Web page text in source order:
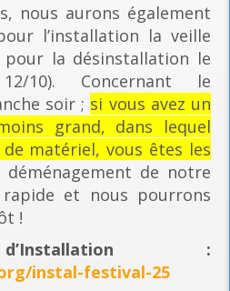
nous aurons également
l’installation la veille
la désinstallation le
10). Concernant le
soir ; si vous avez un
grand, dans lequel
matériel, vous êtes les
déménagement de notre
et nous pourrons
!
d’Installation :
instal-festival-25